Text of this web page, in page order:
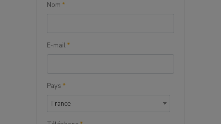
Nom *
E-mail*
Pays *
France